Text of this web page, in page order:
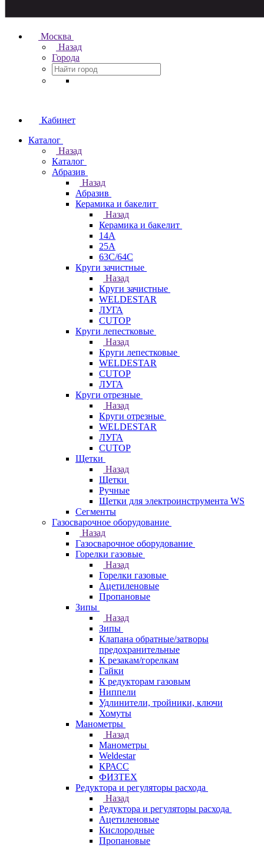
Москва
Назад
Города
Кабинет
Каталог
Назад
Каталог
Абразив
Назад
Абразив
Керамика и бакелит
Назад
Керамика и бакелит
14А
25А
63С/64С
Круги зачистные
Назад
Круги зачистные
WELDESTAR
ЛУГА
CUTOP
Круги лепестковые
Назад
Круги лепестковые
WELDESTAR
CUTOP
ЛУГА
Круги отрезные
Назад
Круги отрезные
WELDESTAR
ЛУГА
CUTOP
Щетки
Назад
Щетки
Ручные
Щетки для электроинструмента WS
Сегменты
Газосварочное оборудование
Назад
Газосварочное оборудование
Горелки газовые
Назад
Горелки газовые
Ацетиленовые
Пропановые
Зипы
Назад
Зипы
Клапана обратные/затворы
предохранительные
К резакам/горелкам
Гайки
К редукторам газовым
Ниппели
Удлинители, тройники, ключи
Хомуты
Манометры
Назад
Манометры
Weldestar
КРАСС
ФИЗТЕХ
Редуктора и регуляторы расхода
Назад
Редуктора и регуляторы расхода
Ацетиленовые
Кислородные
Пропановые